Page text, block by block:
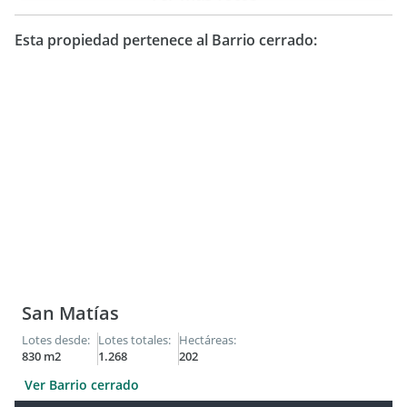
Esta propiedad pertenece al Barrio cerrado:
San Matías
Lotes desde:
830 m2
Lotes totales:
1.268
Hectáreas:
202
Ver Barrio cerrado